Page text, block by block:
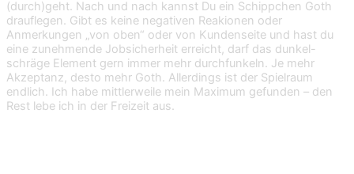
(durch)geht. Nach und nach kannst Du ein Schippchen Goth
drauflegen. Gibt es keine negativen Reakionen oder
Anmerkungen „von oben“ oder von Kundenseite und hast du
eine zunehmende Jobsicherheit erreicht, darf das dunkel-
schräge Element gern immer mehr durchfunkeln. Je mehr
Akzeptanz, desto mehr Goth. Allerdings ist der Spielraum
endlich. Ich habe mittlerweile mein Maximum gefunden – den
Rest lebe ich in der Freizeit aus.